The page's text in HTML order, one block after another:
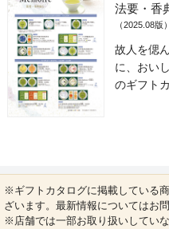
法要・香
（2025.08版）
故人を偲
に、おい
のギフト
※ギフトカタログに掲載している
ざいます。最新情報についてはお
※店舗では一部お取り扱いしてい